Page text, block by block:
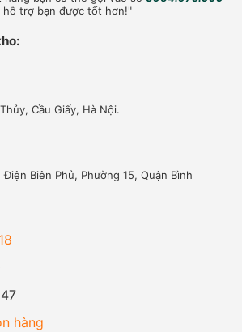
hỗ trợ bạn được tốt hơn!"
Cầu Giấy, Hà Nội.
Điện Biên Phủ, Phường 15, Quận Bình
hàng